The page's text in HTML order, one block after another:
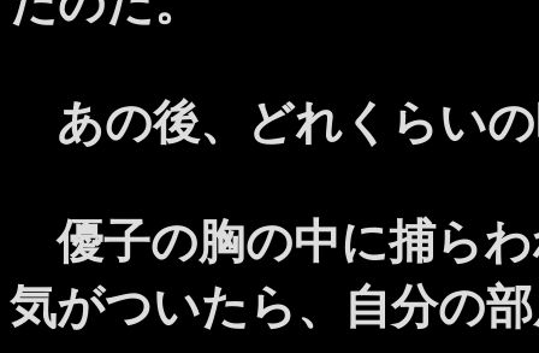
あの後、どれくらい
優子の胸の中に捕ら
気がついたら、自分の